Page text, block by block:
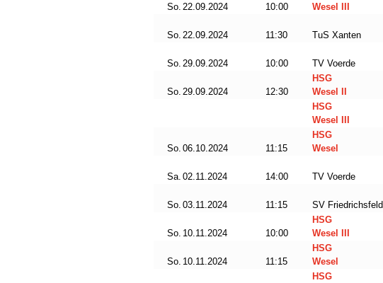
So. 22.09.2024 10:00
Wesel III
So. 22.09.2024 11:30 TuS Xanten
So. 29.09.2024 10:00 TV Voerde
So. 29.09.2024 12:30
HSG
Wesel II
HSG
Wesel III
So. 06.10.2024 11:15
HSG
Wesel
Sa. 02.11.2024 14:00 TV Voerde
So. 03.11.2024 11:15 SV Friedrichsfeld
So. 10.11.2024 10:00
HSG
Wesel III
So. 10.11.2024 11:15
HSG
Wesel
HSG